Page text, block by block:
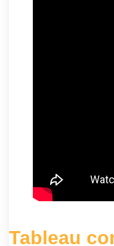
Tableau